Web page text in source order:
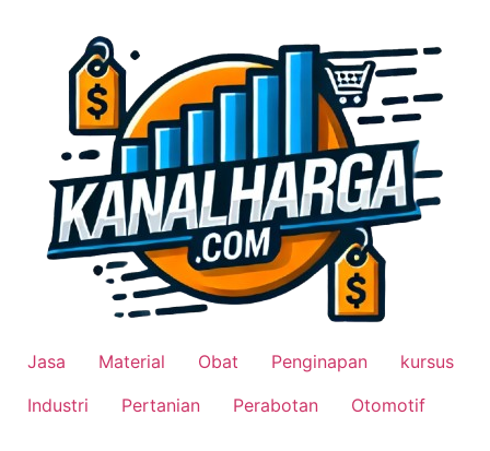
Jasa Material Obat Penginapan
kursus
Industri
Pertanian Perabotan Otomotif